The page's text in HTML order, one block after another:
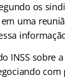
os
uma
INSS sobre